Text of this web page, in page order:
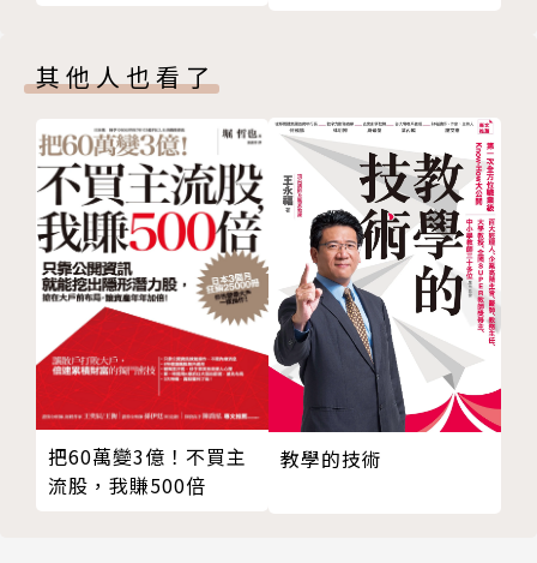
小心！太成功也會害你失去自己的公司
想清楚你要的股權結構，有些資金絕對不能拿
「成長」只是幫助員工的手段，不是公司存在的目的
還記得嗎，當初你想為消費者提供最棒的服務
精選客戶，將有意想不到的驚喜
盲目膜拜「成長之神」，你就死定了……
每一個創業者，都要練習消除自己的心魔
第3章 放眼世界之外，你是否關心腳底下的土地？
這城市很糟，但它是我的故鄉——搖滾寶貝樂團與水牛
城的故事
土地有靈魂，好好與它共處
什麼是社會責任？就是不能做卑鄙的事
租金很貴？沒關係，我們讓它更有價值
其他人也看了
把60萬變3億！不買主
流股，我賺500倍
教學的技術